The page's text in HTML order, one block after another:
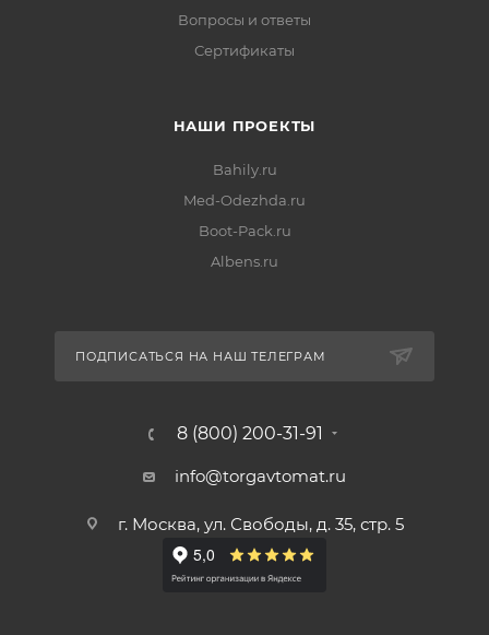
Вопросы и ответы
Сертификаты
НАШИ ПРОЕКТЫ
Bahily.ru
Med-Odezhda.ru
Boot-Pack.ru
Albens.ru
ПОДПИСАТЬСЯ НА НАШ ТЕЛЕГРАМ
8 (800) 200-31-91
info@torgavtomat.ru
г. Москва, ул. Свободы, д. 35, стр. 5